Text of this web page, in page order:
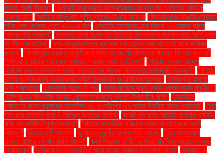
করবে: আলী রীয়াজ" "ওসমানী বিমানবন্দরে অগ্নিনির্বাপণ মহড়ায় অংশ নিলেন বেবিচক
চেয়ারম্যান" "কাউকে বিশৃঙ্খলা সৃষ্টির সুযোগ দেওয়া যাবে না "কিশোরগঞ্জে ভাঙারি দোকানে
মর্টার শেল দেখতে পেয়ে ৯৯৯-এ কল "কেনেডি হত্যাকাণ্ডের বিষয়ে ৮০ হাজার পৃষ্ঠার
গোপন নথি প্রকাশ" "ক্ষমতায় থাকা অবস্থায় নির্বাচনে অংশগ্রহণ জনগণ আর মেনে নেবে
না: জি এম কাদের" "গণ–অভ্যুত্থানের ছয় মাস পর ছেলের মরদেহ পেয়ে মা'র অবিরত
কান্না" "গণমাধ্যম সরকার অখুশি হবে এমন সংবাদ প্রকাশে ভয় পাচ্ছে: জি এম কাদের"
"গাজায় ২ মার্চের পর খাদ্য সহায়তা প্রবাহ বন্ধ: জাতিসংঘ" "গাজায় অবৈধ আদেশ
অমান্য করতে সেনাদের প্রতি ইসরায়েলের সাবেক নিরাপত্তা উপদেষ্টার আহ্বান"' "গাজার
সংঘর্ষ বন্ধের জন্য আলোচনার প্রতি ইসরায়েল ও হামাসের আগ্রহ" "গাজীপুরে হামলা:
ওসি প্রত্যাহার "গোসলের আগে না পরে "ঘরের বাতাসে দূষণ: সুস্থ থাকার জন্য করণীয়".
"চট্টগ্রামের আঞ্চলিক ভাষায় রোহিঙ্গাদের জন্য প্রধান উপদেষ্টার বার্তা" "চাকরিতে
প্রবেশের জন্য পুরুষদের বয়সসীমা ৩৫ ও নারীদের ৩৭ বছরে উন্নীত করার প্রস্তাব" "চার
মাস ধরে রপ্তানি আয় ৪ বিলিয়ন ডলারের উপরে" "চারটি পদ ছাড়া জাতীয় নাগরিক কমিটির
বাকি সব কমিটি বিলুপ্ত ঘোষণা" "চারবার বসতভিটা সরিয়েও ভাঙনের আতঙ্কে আলী
আহমদ" "চীনের ৫টি পদক্ষেপ "চুয়েট ছাত্রলীগের সভাপতি আটক" "চোখের স্বাস্থ্য
উন্নত রাখতে যে খাবারগুলি খাবেন" "চ্যাম্পিয়নস ট্রফি: ২ শর্তে হাইব্রিড মডেলে সম্মত
পাকিস্তান" "ছুরিকাঘাত ও বৈদ্যুতিক শকে হত্যা: সবজিখেতে লাশ ফেলা" "জমিয়ত ও